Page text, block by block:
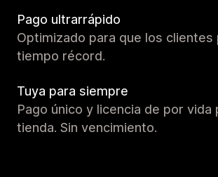
Pago ultrarrápido
Optimizado para que los clientes
tiempo récord.
Tuya para siempre
Pago único y licencia de por vida
tienda. Sin vencimiento.